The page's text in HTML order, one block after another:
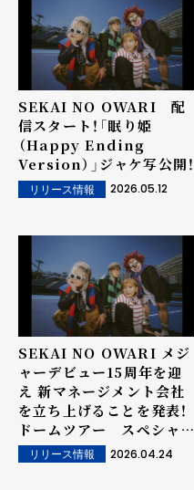
SEKAI NO OWARI 配
信スタート！「眠り姫
（Happy Ending
Version）」ジャケ写公開！
リリース情報 2026.05.12
SEKAI NO OWARI メジ
ャーデビュー15周年を迎
え 新マネージメント会社
を立ち上げることを発表！
ドームツアー スペシャル
ティザー映像を公開！
リリース情報 2026.04.24